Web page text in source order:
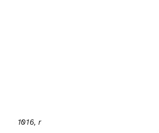
1016, r